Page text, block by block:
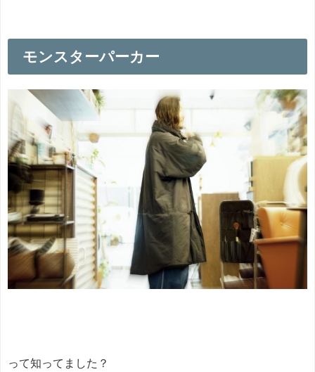
モンスターパーカー
って知ってました？